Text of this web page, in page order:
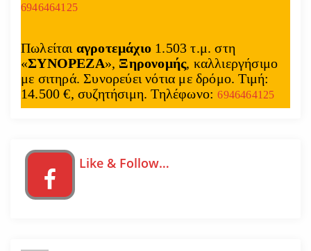
6946464125
Πωλείται αγροτεμάχιο 1.503 τ.μ. στη
«ΣΥΝΟΡΕΖΑ», Ξηρονομής, καλλιεργήσιμο
με σιτηρά. Συνορεύει νότια με δρόμο. Τιμή:
14.500 €, συζητήσιμη. Τηλέφωνο:6946464125
Like & Follow…